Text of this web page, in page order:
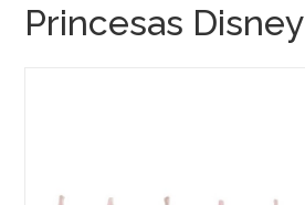
Princesas Disney